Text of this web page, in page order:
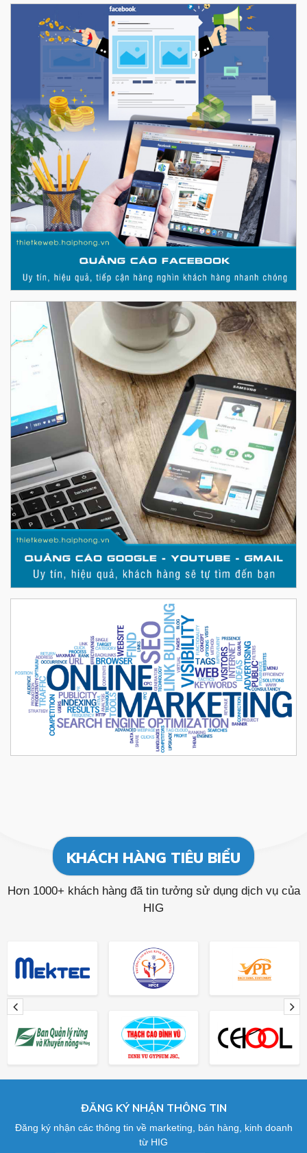
KHÁCH HÀNG TIÊU BIỂU
Hơn 1000+ khách hàng đã tin tưởng sử dụng dịch vụ của
HIG
ĐĂNG KÝ NHẬN THÔNG TIN
Đăng ký nhận các thông tin về marketing, bán hàng, kinh doanh
từ HIG